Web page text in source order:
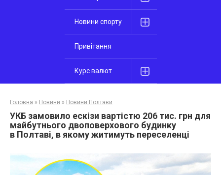
Новини спорту
Привітання
Курс валют
Головна » Новини » Новини Полтави
УКБ замовило ескізи вартістю 206 тис. грн для
майбутнього двоповерхового будинку
в Полтаві, в якому житимуть переселенці